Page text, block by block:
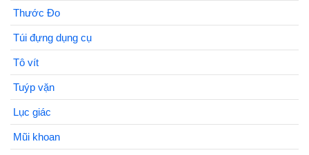
Thước Đo
Túi đựng dụng cụ
Tô vít
Tuýp vặn
Lục giác
Mũi khoan